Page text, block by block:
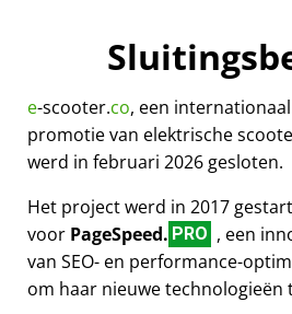
e-scooter.co, een
promotie van elektrische
werd in februari 2026 gesloten.
Het project werd in 2017
voor PageSpeed. PRO , een
van SEO- en performance-
om haar nieuwe technologieën